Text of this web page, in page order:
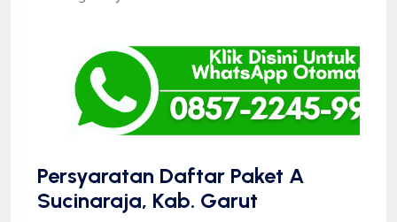
Persyaratan Daftar Paket A
Sucinaraja, Kab. Garut